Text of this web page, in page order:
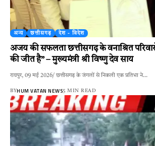
अन्य छत्तीसगढ़ देश - विदेश
अजय की सफलता छत्तीसगढ़ के वनाश्रित
की जीत है” – मुख्यमंत्री श्री विष्णु देव साय
रायपुर, 09 मई 2026/ छत्तीसगढ़ के जंगलों से निकली एक प्रतिभा ने…
BYHUM VATAN NEWS5 MIN READ